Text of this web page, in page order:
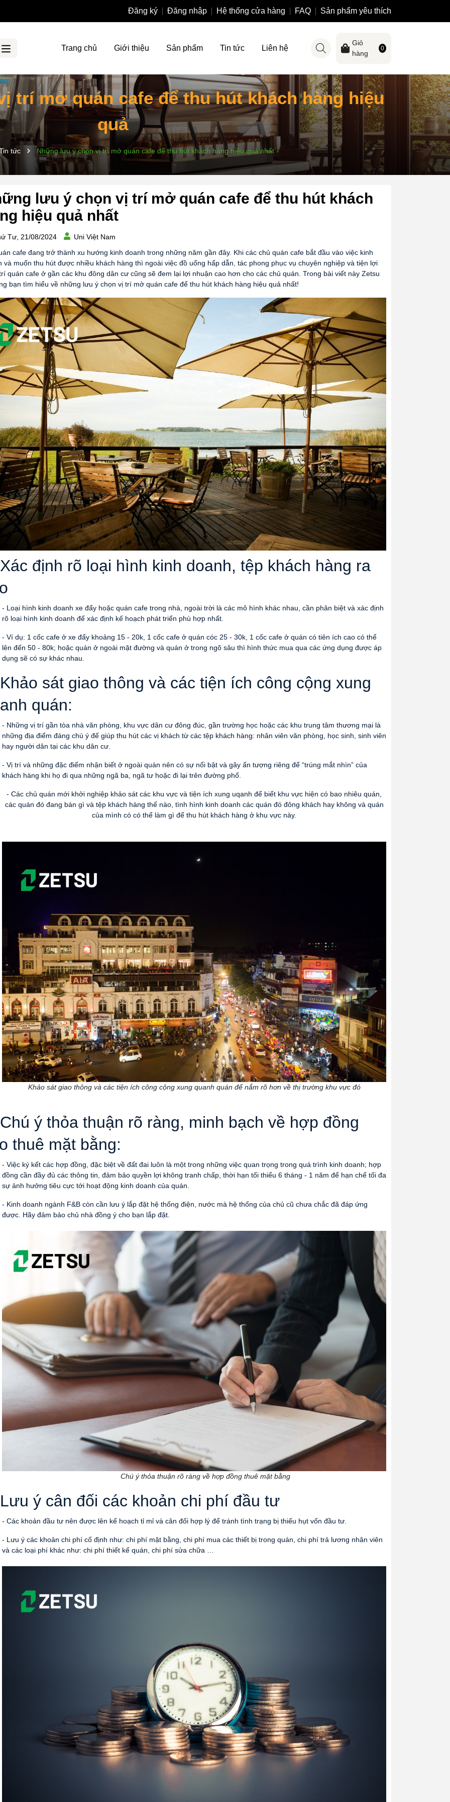
Đăng ký Đăng nhập Hệ thống cửa hàng FAQ Sản phẩm yêu thích
Trang chủ Giới thiệu Sản phẩm Tin tức Liên hệ
Giỏ
hàng
0
trí mở quán cafe để thu hút khách hàng hiệu
quả
tức Những lưu ý chọn vị trí mở quán cafe để thu hút khách hàng hiệu quả nhất
lưu ý chọn vị trí mở quán cafe để thu hút khách
hiệu quả nhất
Tư, 21/08/2024
Uni Việt Nam
cafe đang trở thành xu hướng kinh doanh trong những năm gần đây. Khi các chủ quán cafe bắt đầu vào việc kinh
và muốn thu hút được nhiều khách hàng thì ngoài việc đồ uống hấp dẫn, tác phong phục vụ chuyên nghiệp và tiện lợi
quán cafe ở gần các khu đông dân cư cũng sẽ đem lại lợi nhuận cao hơn cho các chủ quán. Trong bài viết này Zetsu
bạn tìm hiểu về những lưu ý chọn vị trí mở quán cafe để thu hút khách hàng hiệu quả nhất!
định rõ loại hình kinh doanh, tệp khách hàng ra
- Loại hình kinh doanh xe đẩy hoặc quán cafe trong nhà, ngoài trời là các mô hình khác nhau, cần phân biệt và xác định
rõ loại hình kinh doanh để xác định kế hoạch phát triển phù hợp nhất.
- Ví dụ: 1 cốc cafe ở xe đẩy khoảng 15 - 20k, 1 cốc cafe ở quán cóc 25 - 30k, 1 cốc cafe ở quán có tiên ích cao có thể
lên đến 50 - 80k; hoặc quán ở ngoài mặt đường và quán ở trong ngõ sâu thì hình thức mua qua các ứng dụng được áp
dụng sẽ có sự khác nhau.
sát giao thông và các tiện ích công cộng xung
quán:
- Những vị trí gần tòa nhà văn phòng, khu vực dân cư đông đúc, gần trường học hoặc các khu trung tâm thương mại là
những địa điểm đáng chú ý để giúp thu hút các vị khách từ các tệp khách hàng: nhân viên văn phòng, học sinh, sinh viên
hay người dân tại các khu dân cư.
- Vị trí và những đặc điểm nhận biết ở ngoài quán nên có sự nổi bật và gây ấn tượng riêng để “trúng mắt nhìn” của
khách hàng khi họ đi qua những ngã ba, ngã tư hoặc đi lại trên đường phố.
- Các chủ quán mới khởi nghiệp khảo sát các khu vực và tiện ích xung uqanh để biết khu vực hiện có bao nhiêu quán,
các quán đó đang bán gì và tệp khách hàng thế nào, tình hình kinh doanh các quán đó đông khách hay không và quán
của mình có có thể làm gì để thu hút khách hàng ở khu vực này.
Khảo sát giao thông và các tiện ích công cộng xung quanh quán để nắm rõ hơn về thị trường khu vực đó
ý thỏa thuận rõ ràng, minh bạch về hợp đồng
thuê mặt bằng:
- Việc ký kết các hợp đồng, đặc biệt về đất đai luôn là một trong những việc quan trọng trong quá trình kinh doanh; hợp
đồng cần đầy đủ các thông tin, đảm bảo quyền lợi không tranh chấp, thời hạn tối thiểu 6 tháng - 1 năm để hạn chế tối đa
sự ảnh hưởng tiêu cực tới hoạt động kinh doanh của quán.
- Kinh doanh ngành F&B còn cần lưu ý lắp đặt hệ thống điện, nước mà hệ thống của chủ cũ chưa chắc đã đáp ứng
được. Hãy đảm bảo chủ nhà đồng ý cho bạn lắp đặt.
Chú ý thỏa thuận rõ ràng về hợp đồng thuê mặt bằng
ý cân đối các khoản chi phí đầu tư
- Các khoản đầu tư nên được lên kế hoạch tỉ mỉ và cân đối hợp lý để tránh tình trạng bị thiếu hụt vốn đầu tư.
- Lưu ý các khoản chi phí cố định như: chi phí mặt bằng, chi phí mua các thiết bị trong quán, chi phí trả lương nhân viên
và các loại phí khác như: chi phí thiết kế quán, chi phí sửa chữa …